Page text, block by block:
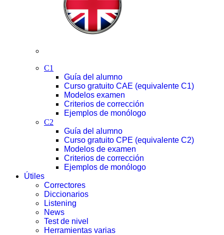
C1
Guía del alumno
Curso gratuito CAE (equivalente C1)
Modelos examen
Criterios de corrección
Ejemplos de monólogo
C2
Guía del alumno
Curso gratuito CPE (equivalente C2)
Modelos de examen
Criterios de corrección
Ejemplos de monólogo
Útiles
Correctores
Diccionarios
Listening
News
Test de nivel
Herramientas varias